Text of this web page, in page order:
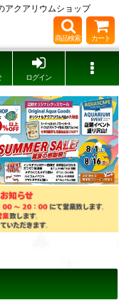
アクアリウムショップ
商品検索 カート
ログイン